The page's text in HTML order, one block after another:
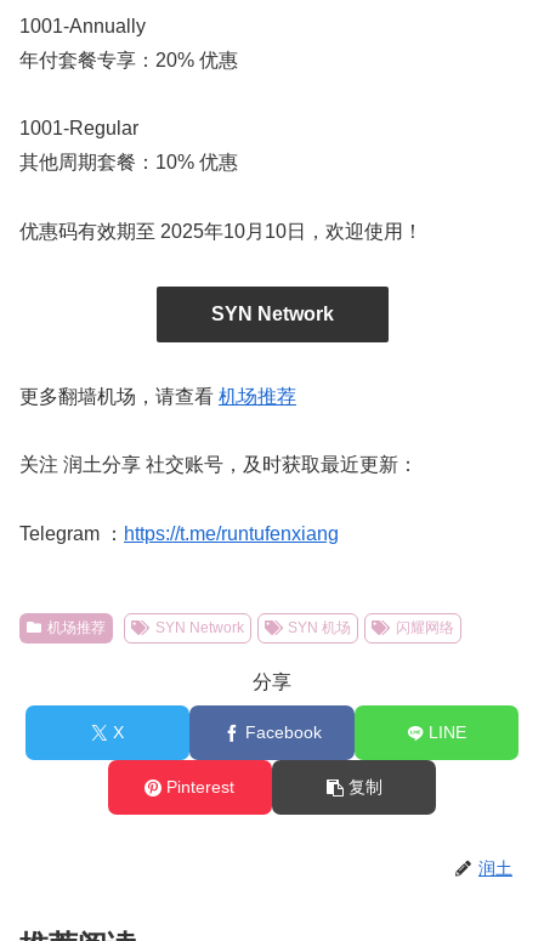
1001-Annually
年付套餐专享：20% 优惠
1001-Regular
其他周期套餐：10% 优惠
优惠码有效期至 2025年10月10日，欢迎使用！
SYN Network
更多翻墙机场，请查看 机场推荐
关注 润土分享 社交账号，及时获取最近更新：
Telegram ： https://t.me/runtufenxiang
机场推荐 SYN Network SYN 机场 闪耀网络
分享
X Facebook LINE
Pinterest 复制
润土